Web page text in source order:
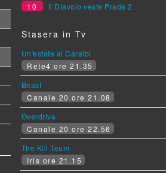
10
Il Diavolo veste Prada 2
Stasera in Tv
Un'estate ai Caraibi
Rete4 ore 21.35
Beast
Canale 20 ore 21.08
Overdrive
Canale 20 ore 22.56
The Kill Team
Iris ore 21.15